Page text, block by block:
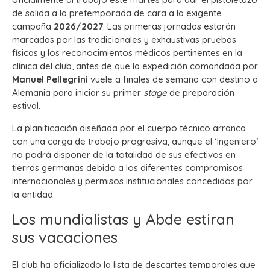
de salida a la pretemporada de cara a la exigente
campaña 2026/2027 . Las primeras jornadas estarán
marcadas por las tradicionales y exhaustivas pruebas
físicas y los reconocimientos médicos pertinentes en la
clínica del club, antes de que la expedición comandada por
Manuel Pellegrini vuele a finales de semana con destino a
Alemania para iniciar su primer stage de preparación
estival.
La planificación diseñada por el cuerpo técnico arranca
con una carga de trabajo progresiva, aunque el ‘Ingeniero’
no podrá disponer de la totalidad de sus efectivos en
tierras germanas debido a los diferentes compromisos
internacionales y permisos institucionales concedidos por
la entidad.
Los mundialistas y Abde estiran
sus vacaciones
El club ha oficializado la lista de descartes temporales que